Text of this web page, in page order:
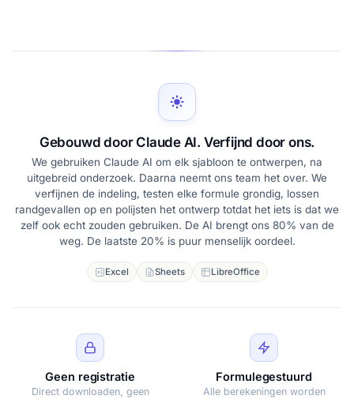
Gebouwd door Claude AI. Verfijnd door ons.
We gebruiken Claude AI om elk sjabloon te ontwerpen, na
uitgebreid onderzoek. Daarna neemt ons team het over. We
verfijnen de indeling, testen elke formule grondig, lossen
randgevallen op en polijsten het ontwerp totdat het iets is dat we
zelf ook echt zouden gebruiken. De AI brengt ons 80% van de
weg. De laatste 20% is puur menselijk oordeel.
Excel Sheets LibreOffice
Geen registratie
Direct downloaden, geen
Formulegestuurd
Alle berekeningen worden